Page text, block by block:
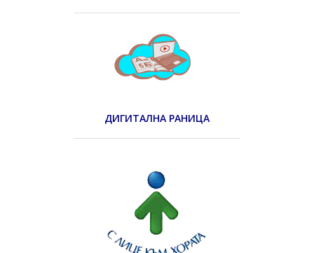
ДИГИТАЛНА РАНИЦА